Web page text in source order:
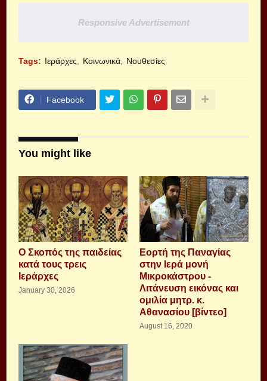
Responsive Advertisement
Tags: Ιεράρχες Κοινωνικά Νουθεσίες
Facebook
You might like
Ο Σκοπός της παιδείας
κατά τους τρεις
Ιεράρχες
January 30, 2026
Εορτή της Παναγίας
στην Ιερά μονή
Μικροκάστρου -
Λιτάνευση εικόνας και
ομιλία μητρ. κ.
Αθανασίου [βίντεο]
August 16, 2020